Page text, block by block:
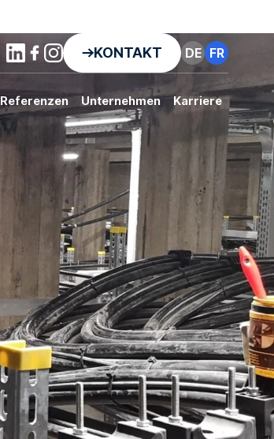
KONTAKT DE FR
Referenzen Unternehmen Karriere